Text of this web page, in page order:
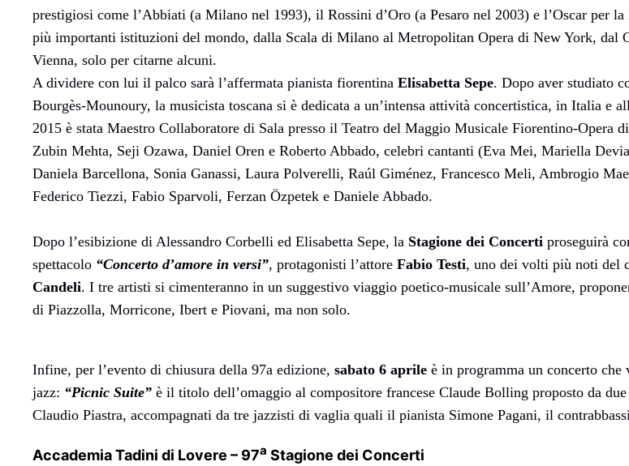
prestigiosi come l’Abbiati (a Milano nel 1993), il Rossini d’Oro (a Pesaro nel 2003) e l’Oscar per
più importanti istituzioni del mondo, dalla Scala di Milano al Metropolitan Opera di New York, dal
Vienna, solo per citarne alcuni.
A dividere con lui il palco sarà l’affermata pianista fiorentina Elisabetta Sepe. Dopo aver studiato
Bourgès-Mounoury, la musicista toscana si è dedicata a un’intensa attività concertistica, in Italia e
2015 è stata Maestro Collaboratore di Sala presso il Teatro del Maggio Musicale Fiorentino-
Zubin Mehta, Seji Ozawa, Daniel Oren e Roberto Abbado, celebri cantanti (Eva Mei, Mariella
Daniela Barcellona, Sonia Ganassi, Laura Polverelli, Raúl Giménez, Francesco Meli, Ambrogio
Federico Tiezzi, Fabio Sparvoli, Ferzan Özpetek e Daniele Abbado.
Dopo l’esibizione di Alessandro Corbelli ed Elisabetta Sepe, la Stagione dei Concerti proseguirà
spettacolo “Concerto d’amore in versi”, protagonisti l’attore Fabio Testi, uno dei volti più noti del
Candeli. I tre artisti si cimenteranno in un suggestivo viaggio poetico-musicale sull’Amore,
di Piazzolla, Morricone, Ibert e Piovani, ma non solo.
Infine, per l’evento di chiusura della 97a edizione, sabato 6 aprile è in programma un concerto
jazz: “Picnic Suite” è il titolo dell’omaggio al compositore francese Claude Bolling proposto da
Claudio Piastra, accompagnati da tre jazzisti di vaglia quali il pianista Simone Pagani, il
Accademia Tadini di Lovere – 97a Stagione dei Concerti